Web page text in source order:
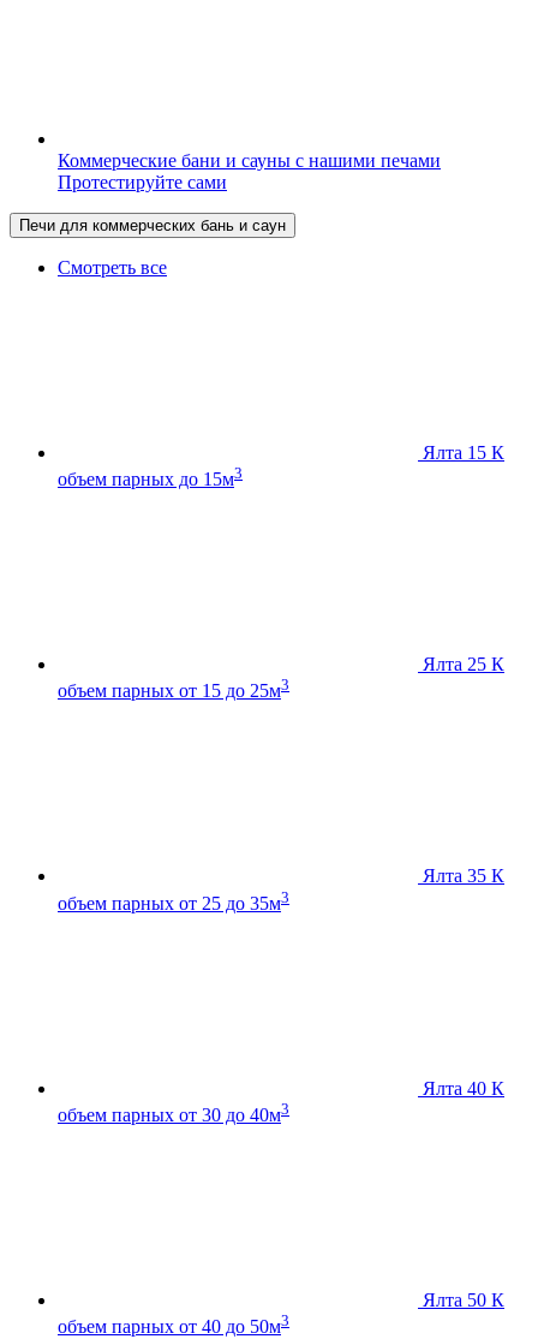
Коммерческие бани и сауны с нашими печами
Протестируйте сами
Печи для коммерческих бань и саун
Смотреть все
Ялта 15 К
объем парных до 15м3
Ялта 25 К
объем парных от 15 до 25м3
Ялта 35 К
объем парных от 25 до 35м3
Ялта 40 К
объем парных от 30 до 40м3
Ялта 50 К
объем парных от 40 до 50м3